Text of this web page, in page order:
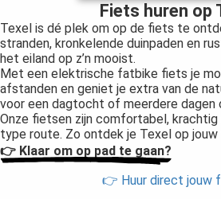
Fiets huren op
Texel is dé plek om op de fiets te
stranden, kronkelende duinpaden en
het eiland op z’n mooist.
Met een elektrische fatbike fiets je
afstanden en geniet je extra van de
voor een dagtocht of meerdere dagen
Onze fietsen zijn comfortabel,
type route. Zo ontdek je Texel op
👉 Klaar om op pad te gaan?
👉 Huur direct jouw